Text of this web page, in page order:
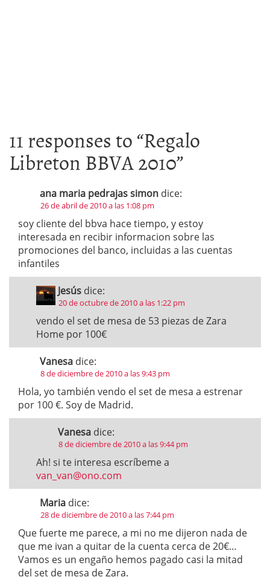
11 responses to “Regalo
Libreton BBVA 2010”
ana maria pedrajas simon dice:
26 de abril de 2010 a las 1:08 pm
soy cliente del bbva hace tiempo, y estoy
interesada en recibir informacion sobre las
promociones del banco, incluidas a las cuentas
infantiles
Jesús dice:
20 de octubre de 2010 a las 1:22 pm
vendo el set de mesa de 53 piezas de Zara
Home por 100€
Vanesa dice:
8 de diciembre de 2010 a las 9:43 pm
Hola, yo también vendo el set de mesa a estrenar
por 100 €. Soy de Madrid.
Vanesa dice:
8 de diciembre de 2010 a las 9:44 pm
Ah! si te interesa escríbeme a
van_van@ono.com
Maria dice:
28 de diciembre de 2010 a las 7:44 pm
Que fuerte me parece, a mi no me dijeron nada de
que me ivan a quitar de la cuenta cerca de 20€…
Vamos es un engaño hemos pagado casi la mitad
del set de mesa de Zara.